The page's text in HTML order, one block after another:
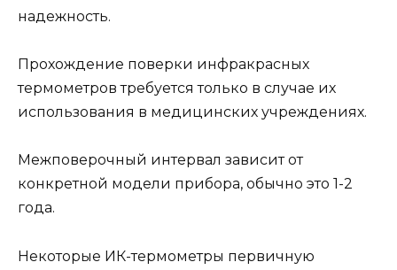
надежность.
Прохождение поверки инфракрасных
термометров требуется только в случае их
использования в медицинских учреждениях.
Межповерочный интервал зависит от
конкретной модели прибора, обычно это 1-2
года.
Некоторые ИК-термометры первичную